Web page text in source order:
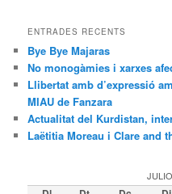
ENTRADES RECENTS
Bye Bye Majaras
No monogàmies i xarxes
Llibertat amb d’expressió
MIAU de Fanzara
Actualitat del Kurdistan,
Laëtitia Moreau i Clare and